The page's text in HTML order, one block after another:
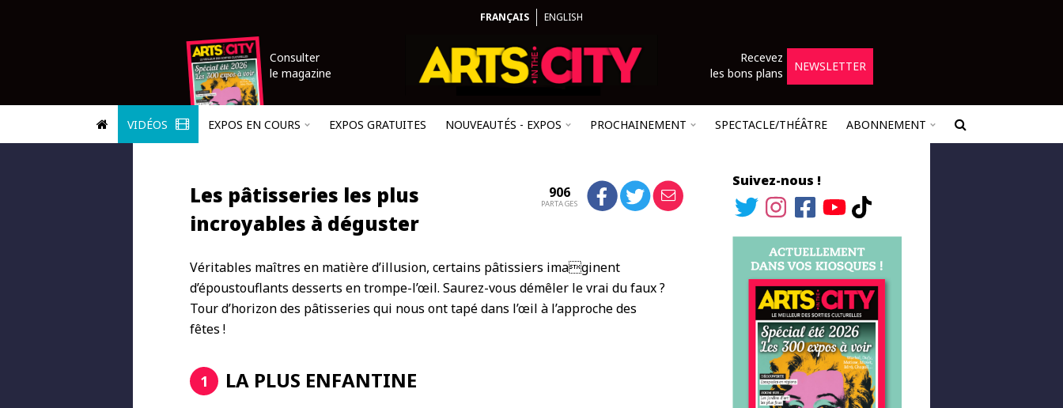
FRANÇAIS ENGLISH
Consulter
le magazine
Recevez
les bons plans
NEWSLETTER
VIDÉOS EXPOS EN COURS EXPOS GRATUITES NOUVEAUTÉS - EXPOS PROCHAINEMENT SPECTACLE/THÉÂTRE ABONNEMENT
Les pâtisseries les plus
incroyables à déguster
906
PARTAGES
Véritables maîtres en matière d’illusion, certains pâtissiers imaginent
d’époustouflants desserts en trompe-l’œil. Saurez-vous démêler le vrai du faux ?
Tour d’horizon des pâtisseries qui nous ont tapé dans l’œil à l’approche des
fêtes !
1 LA PLUS ENFANTINE
Suivez-nous !